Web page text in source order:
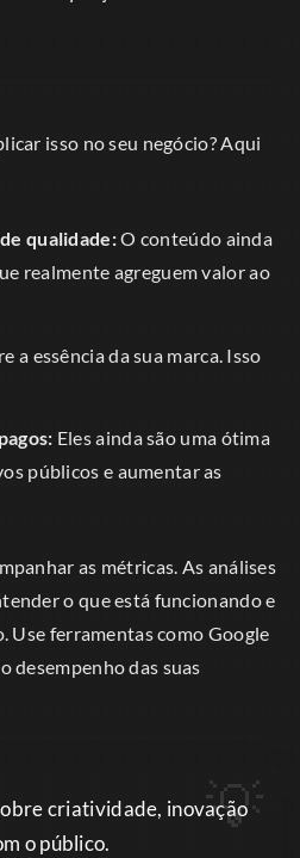
isso no seu negócio? Aqui
qualidade:O conteúdo ainda
realmente agreguem valor ao
a essência da sua marca. Isso
Eles ainda são uma ótima
públicos e aumentar as
as métricas. As análises
o que está funcionando e
Use ferramentas como Google
desempenho das suas
criatividade, inovação
o público.